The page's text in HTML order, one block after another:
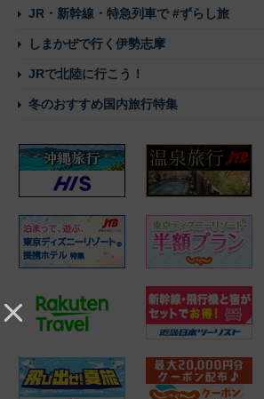
JR・新幹線・特急列車で #ずらし旅
しまかぜで行く伊勢志摩
JRで北陸に行こう！
冬のおすすめ国内旅行特集